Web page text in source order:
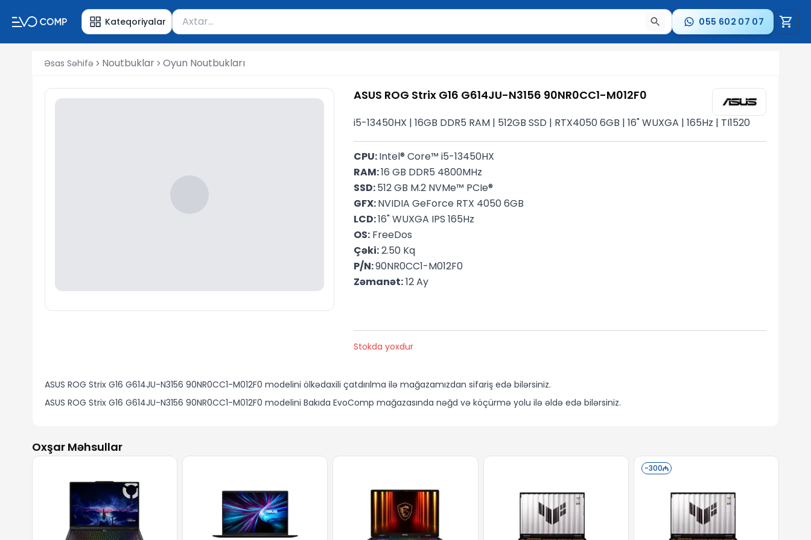
Kateqoriyalar Məhsul axtar
Axtarış üçün ən azı 2 simvol yazın. Göndərmək üçün Enter düyməsini basın və ya nəticələr arasında keçid etmək üçün ox
055 602 07 07
Əsas Səhifə Noutbuklar Oyun Noutbukları
ASUS ROG Strix G16 G614JU-N3156 90NR0CC1-M012F0
i5-13450HX | 16GB DDR5 RAM | 512GB SSD | RTX4050 6GB | 16" WUXGA | 165Hz | TI1520
CPU: Intel® Core™ i5-13450HX
RAM: 16 GB DDR5 4800MHz
SSD: 512 GB M.2 NVMe™ PCIe®
GFX: NVIDIA GeForce RTX 4050 6GB
LCD: 16" WUXGA IPS 165Hz
OS: FreeDos
Çəki: 2.50 Kq
P/N: 90NR0CC1-M012F0
Zəmanət: 12 Ay
Stokda yoxdur
ASUS ROG Strix G16 G614JU-N3156 90NR0CC1-M012F0 modelini ölkədaxili çatdırılma ilə mağazamızdan sifariş edə bilərsiniz.
ASUS ROG Strix G16 G614JU-N3156 90NR0CC1-M012F0 modelini Bakıda EvoComp mağazasında nəğd və köçürmə yolu ilə əldə edə bilərsiniz.
Oxşar Məhsullar
-300